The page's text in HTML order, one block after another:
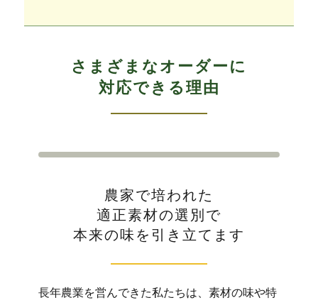
さまざまなオーダーに
対応できる理由
農家で培われた
適正素材の選別で
本来の味を引き立てます
長年農業を営んできた私たちは、素材の味や特